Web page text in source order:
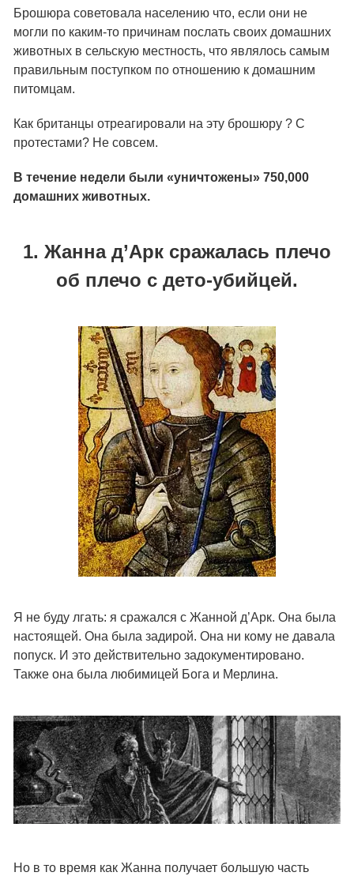
Брошюра советовала населению что, если они не
могли по каким-то причинам послать своих домашних
животных в сельскую местность, что являлось самым
правильным поступком по отношению к домашним
питомцам.
Как британцы отреагировали на эту брошюру ? С
протестами? Не совсем.
В течение недели были «уничтожены» 750,000
домашних животных.
1. Жанна д’Арк сражалась плечо
об плечо с дето-убийцей.
Я не буду лгать: я сражался с Жанной д’Арк. Она была
настоящей. Она была задирой. Она ни кому не давала
попуск. И это действительно задокументировано.
Также она была любимицей Бога и Мерлина.
Но в то время как Жанна получает большую часть